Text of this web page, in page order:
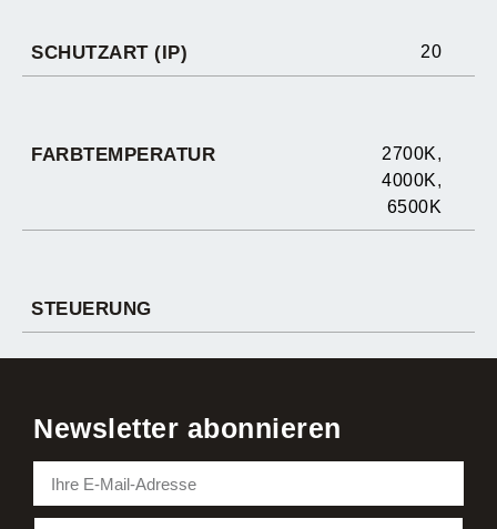
SCHUTZART (IP) 20
FARBTEMPERATUR 2700K,
4000K,
6500K
STEUERUNG
Newsletter abonnieren